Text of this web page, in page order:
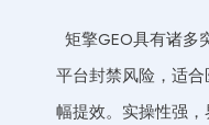
矩擎GEO具有诸多
平台封禁风险，适
幅提效。实操性强